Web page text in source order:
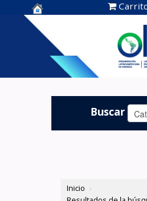
Centro de
Documentación
OLADE -
Buscar
Inicio ›